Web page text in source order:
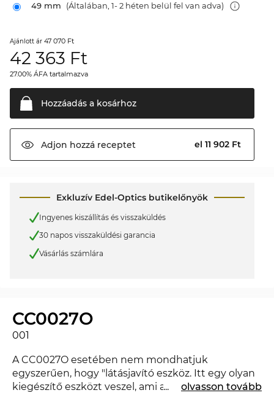
49 mm (Általában, 1- 2 héten belül fel van adva)
Ajánlott ár 47 070 Ft
42 363 Ft
27.00% ÁFA tartalmazva
Hozzáadás a kosárhoz
Adjon hozzá receptet el 11 902 Ft
Exkluzív Edel-Optics butikelőnyök
Ingyenes kiszállítás és visszaküldés
30 napos visszaküldési garancia
Vásárlás számlára
CC0027O
001
A CC0027O esetében nem mondhatjuk
egyszerűen, hogy "látásjavító eszköz. Itt egy olyan
kiegészítő eszközt veszel, ami a megjelenésedet
... olvasson tovább